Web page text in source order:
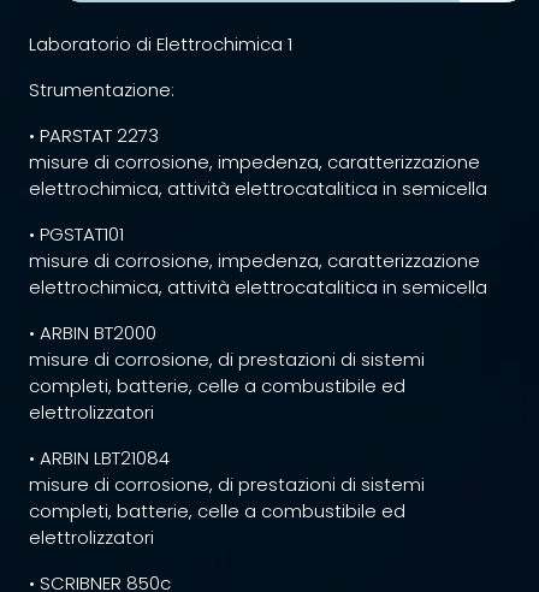
Laboratorio di Elettrochimica 1
Strumentazione:
• PARSTAT 2273
misure di corrosione, impedenza, caratterizzazione
elettrochimica, attività elettrocatalitica in semicella
• PGSTAT101
misure di corrosione, impedenza, caratterizzazione
elettrochimica, attività elettrocatalitica in semicella
• ARBIN BT2000
misure di corrosione, di prestazioni di sistemi
completi, batterie, celle a combustibile ed
elettrolizzatori
• ARBIN LBT21084
misure di corrosione, di prestazioni di sistemi
completi, batterie, celle a combustibile ed
elettrolizzatori
• SCRIBNER 850c